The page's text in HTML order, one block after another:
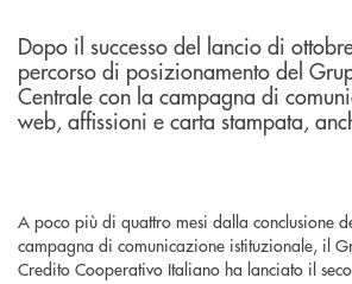
Dopo il successo del lancio di
percorso di posizionamento del
Centrale con la campagna di
web, affissioni e carta stampata,
A poco più di quattro mesi dalla conclusione
campagna di comunicazione istituzionale, il
Credito Cooperativo Italiano ha lanciato il